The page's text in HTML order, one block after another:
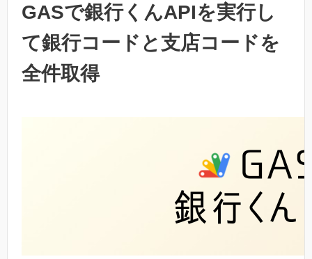
GASで銀行くんAPIを実行し
て銀行コードと支店コードを
全件取得